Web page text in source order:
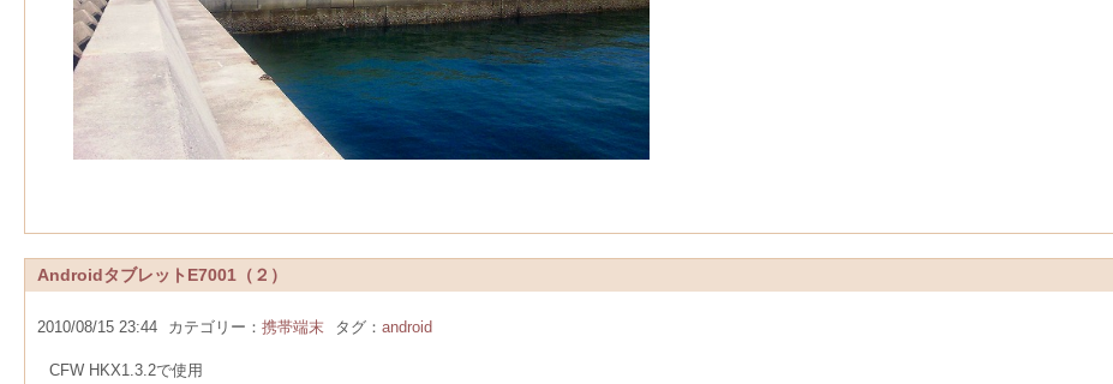
AndroidタブレットE7001（２）
2010/08/15 23:44 カテゴリー： 携帯端末 タグ： android
CFW HKX1.3.2で使用